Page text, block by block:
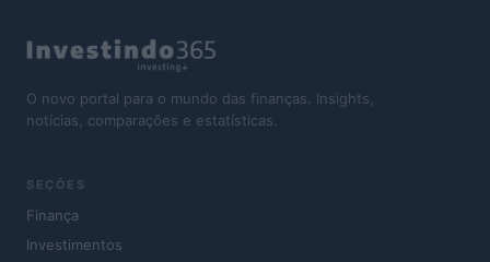
O novo portal para o mundo das finanças. Insights,
notícias, comparações e estatísticas.
SEÇÕES
Finança
Investimentos